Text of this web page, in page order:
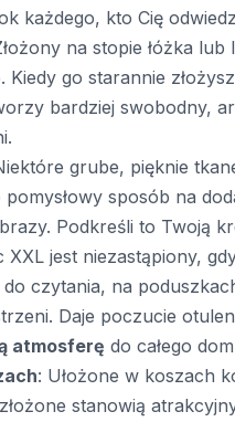
każdego, kto Cię
na stopie łóżka
Kiedy go starannie
bardziej swobodny,
grube, pięknie
sposób na
Podkreśli to Twoją
XXL jest niezastąpiony,
czytania, na
Daje poczucie
atmosferę do całego
: Ułożone w koszach
stanowią